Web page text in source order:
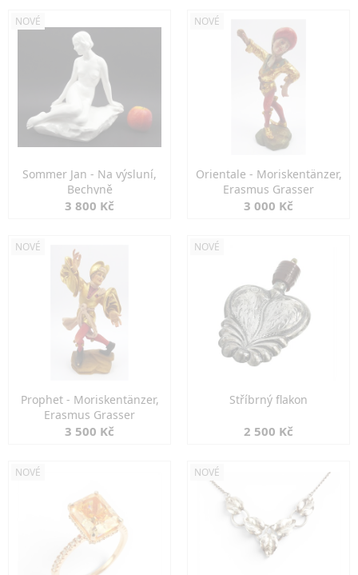
NOVÉ
Sommer Jan - Na výsluní,
Bechyně
3 800 Kč
NOVÉ
Orientale - Moriskentänzer,
Erasmus Grasser
3 000 Kč
NOVÉ
Prophet - Moriskentänzer,
Erasmus Grasser
3 500 Kč
NOVÉ
Stříbrný flakon
2 500 Kč
NOVÉ NOVÉ